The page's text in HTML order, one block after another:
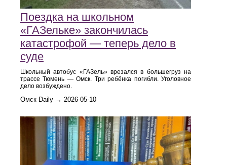
Поездка на школьном
«ГАЗельке» закончилась
катастрофой — теперь дело в
суде
Школьный автобус «ГАЗель» врезался в большегруз на
трассе Тюмень — Омск. Три ребёнка погибли. Уголовное
дело возбуждено.
Омск Daily → 2026-05-10